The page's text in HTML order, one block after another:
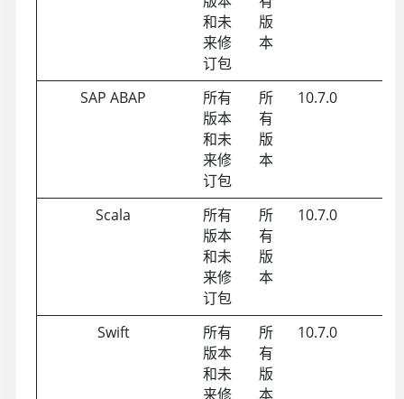
和未
来修
订包
版
本
SAP ABAP
所有
版本
和未
来修
订包
所
有
版
本
10.7.0
Scala
所有
版本
和未
来修
订包
所
有
版
本
10.7.0
Swift
所有
版本
和未
来修
所
有
版
本
10.7.0